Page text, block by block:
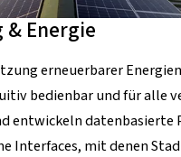
Energie
erneuerbarer
bedienbar und für alle
entwickeln
Interfaces, mit denen